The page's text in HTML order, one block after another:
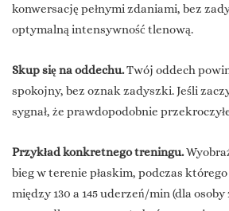
konwersację pełnymi zdaniami, bez
optymalną intensywność tlenową.
Skup się na oddechu.Twój oddech
spokojny, bez oznak zadyszki. Jeśli
sygnał, że prawdopodobnie
Przykład konkretnego treningu.
bieg w terenie płaskim, podczas
między 130 a 145 uderzeń/min (dla